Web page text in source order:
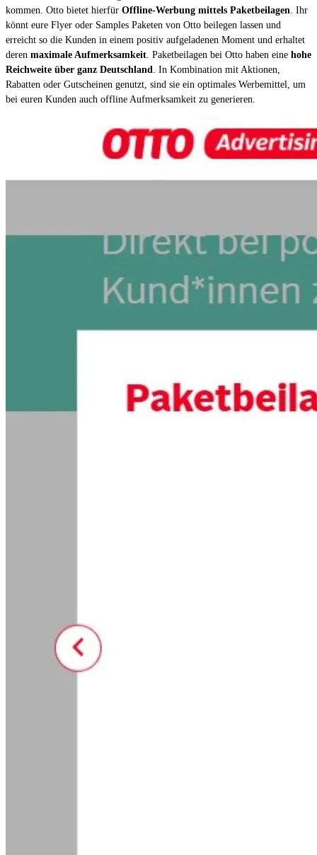
kommen. Otto bietet hierfür Offline-Werbung mittels Paketbeilagen . Ihr
könnt eure Flyer oder Samples Paketen von Otto beilegen lassen und
erreicht so die Kunden in einem positiv aufgeladenen Moment und erhaltet
deren maximale Aufmerksamkeit . Paketbeilagen bei Otto haben eine hohe
Reichweite über ganz Deutschland
. In Kombination mit Aktionen,
Rabatten oder Gutscheinen genutzt, sind sie ein optimales Werbemittel, um
bei euren Kunden auch offline Aufmerksamkeit zu generieren.